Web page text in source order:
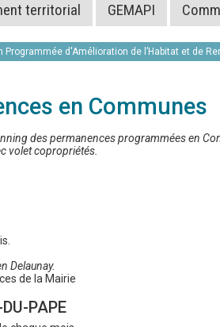
territorial GEMAPI
Programmée d'Amélioration de l’Habitat et de
en Communes
des permanences programmées en
volet copropriétés.
Delaunay.
de la Mairie
PAPE